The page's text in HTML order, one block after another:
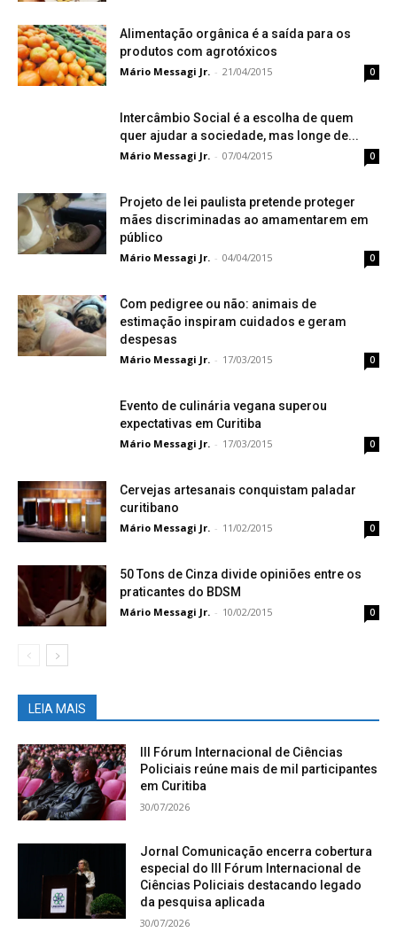
Alimentação orgânica é a saída para os
produtos com agrotóxicos
Mário Messagi Jr. - 21/04/2015 0
Intercâmbio Social é a escolha de quem
quer ajudar a sociedade, mas longe de...
Mário Messagi Jr. - 07/04/2015 0
Projeto de lei paulista pretende proteger
mães discriminadas ao amamentarem em
público
Mário Messagi Jr. - 04/04/2015 0
Com pedigree ou não: animais de
estimação inspiram cuidados e geram
despesas
Mário Messagi Jr. - 17/03/2015 0
Evento de culinária vegana superou
expectativas em Curitiba
Mário Messagi Jr. - 17/03/2015 0
Cervejas artesanais conquistam paladar
curitibano
Mário Messagi Jr. - 11/02/2015 0
50 Tons de Cinza divide opiniões entre os
praticantes do BDSM
Mário Messagi Jr. - 10/02/2015 0
LEIA MAIS
III Fórum Internacional de Ciências
Policiais reúne mais de mil participantes
em Curitiba
30/07/2026
Jornal Comunicação encerra cobertura
especial do III Fórum Internacional de
Ciências Policiais destacando legado
da pesquisa aplicada
30/07/2026